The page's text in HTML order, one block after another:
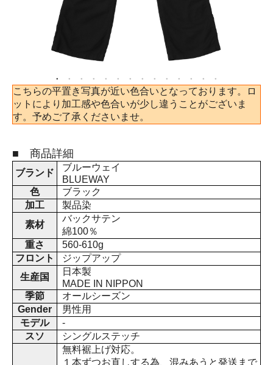
こちらの平置き写真が近い色合いとなっております。ロ
ットにより加工感や色合いが少し違うことがございま
す。予めご了承くださいませ。
■ 商品詳細
ブランド
ブルーウェイ
BLUEWAY
色
ブラック
加工
製品染
素材
バックサテン
綿100％
重さ
560-610g
フロント
ジップアップ
生産国
日本製
MADE IN NIPPON
季節
オールシーズン
Gender
男性用
モデル
-
スソ
シングルステッチ
無料裾上げ対応。
１本ずつお直しする為、混みあうと発送まで